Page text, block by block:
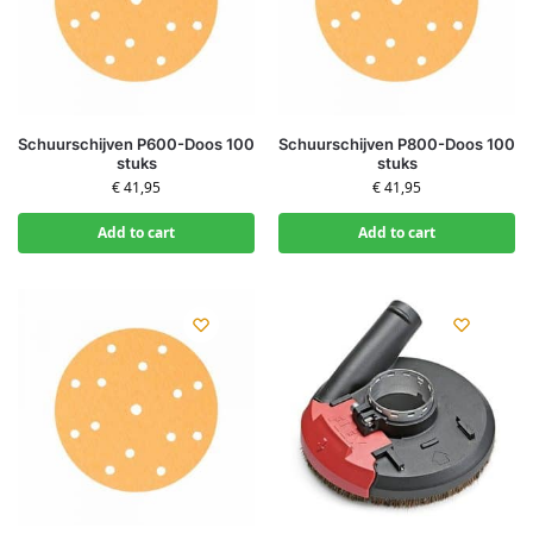
Schuurschijven P600-Doos 100
stuks
€41,95
Add to cart
Schuurschijven P800-Doos 100
stuks
€41,95
Add to cart